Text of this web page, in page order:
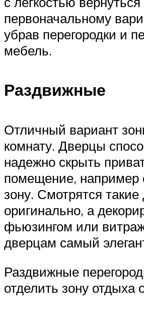
первоначальному
убрав перегородки и
мебель.
Раздвижные
Отличный вариант
комнату. Дверцы
надежно скрыть
помещение, например
зону. Смотрятся
оригинально, а
фьюзингом или
дверцам самый
Раздвижные
отделить зону отдыха